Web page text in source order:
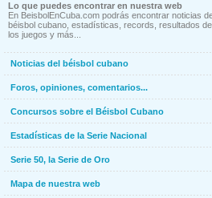
Lo que puedes encontrar en nuestra web
En BeisbolEnCuba.com podrás encontrar noticias
béisbol cubano, estadísticas, records, resultados de
los juegos y más...
Noticias del béisbol cubano
Foros, opiniones, comentarios...
Concursos sobre el Béisbol Cubano
Estadísticas de la Serie Nacional
Serie 50, la Serie de Oro
Mapa de nuestra web